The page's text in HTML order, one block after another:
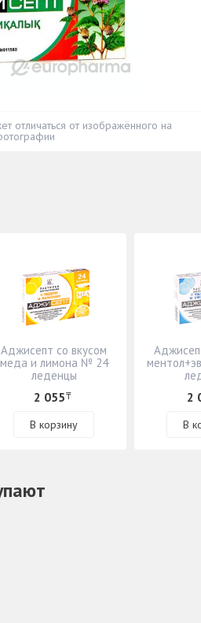
отличаться от изображённого на
Аджисепт со вкусом
меда и лимона № 24
леденцы
2 055₸
В корзину
2
В